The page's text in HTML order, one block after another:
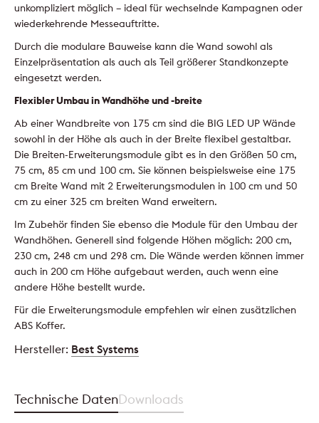
unkompliziert möglich – ideal für wechselnde Kampagnen oder
wiederkehrende Messeauftritte.
Durch die modulare Bauweise kann die Wand sowohl als
Einzelpräsentation als auch als Teil größerer Standkonzepte
eingesetzt werden.
Flexibler Umbau in Wandhöhe und -breite
Ab einer Wandbreite von 175 cm sind die BIG LED UP Wände
sowohl in der Höhe als auch in der Breite flexibel gestaltbar.
Die Breiten-Erweiterungsmodule gibt es in den Größen 50 cm,
75 cm, 85 cm und 100 cm. Sie können beispielsweise eine 175
cm Breite Wand mit 2 Erweiterungsmodulen in 100 cm und 50
cm zu einer 325 cm breiten Wand erweitern.
Im Zubehör finden Sie ebenso die Module für den Umbau der
Wandhöhen. Generell sind folgende Höhen möglich: 200 cm,
230 cm, 248 cm und 298 cm. Die Wände werden können immer
auch in 200 cm Höhe aufgebaut werden, auch wenn eine
andere Höhe bestellt wurde.
Für die Erweiterungsmodule empfehlen wir einen zusätzlichen
ABS Koffer.
Hersteller: Best Systems
Technische DatenDownloads